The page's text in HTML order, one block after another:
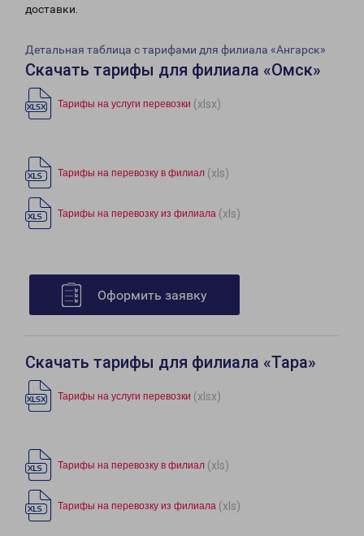
доставки.
Детальная таблица с тарифами для филиала «Ангарск»
Скачать тарифы для филиала «Омск»
Тарифы на услуги перевозки (xlsx)
Тарифы на перевозку в филиал (xls)
Тарифы на перевозку из филиала (xls)
Оформить заявку
Скачать тарифы для филиала «Тара»
Тарифы на услуги перевозки (xlsx)
Тарифы на перевозку в филиал (xls)
Тарифы на перевозку из филиала (xls)